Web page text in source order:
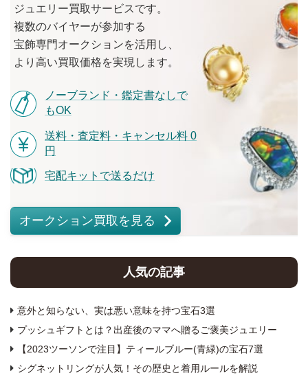
ジュエリー買取サービスです。
複数のバイヤーが参加する
宝飾専門オークションを活用し、
より 高い買取価格を実現します。
ノーブランド・鑑定書なしで
もOK
送料・査定料・キャンセル料 0
円
宅配キットで送るだけ
オークション買取を見る
人気の記事
意外と知らない、実は悪い意味を持つ宝石3選
プッシュギフトとは？出産後のママへ贈るご褒美ジュエリー
【2023ツーソンで注目】ティールブルー(青緑)の宝石7選
シグネットリングが人気！その歴史と着用ルールを解説